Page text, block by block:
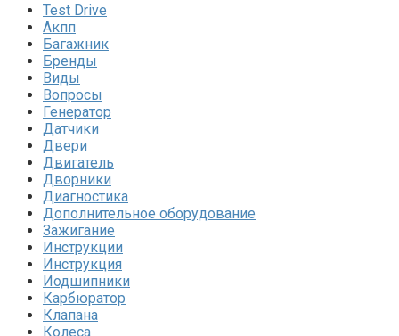
Test Drive
Акпп
Багажник
Бренды
Виды
Вопросы
Генератор
Датчики
Двери
Двигатель
Дворники
Диагностика
Дополнительное оборудование
Зажигание
Инструкции
Инструкция
Иодшипники
Карбюратор
Клапана
Колеса